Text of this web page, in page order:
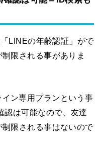
LINEの年齢認証」がで
限される事がありま
ン専用プランという事
認は可能なので、友達
限される事はないので